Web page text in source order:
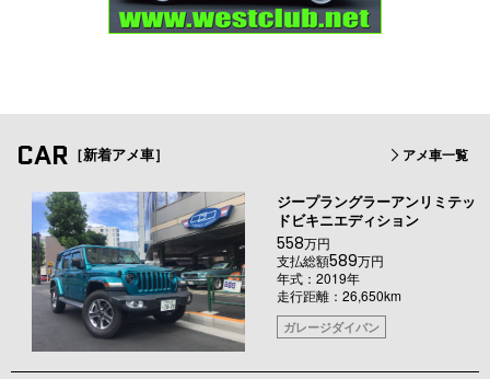
CAR ［新着アメ車］ アメ車一覧
ジープラングラーアンリミテッ
ドビキニエディション
558万円
支払総額589万円
年式：2019年
走行距離：26,650km
ガレージダイバン